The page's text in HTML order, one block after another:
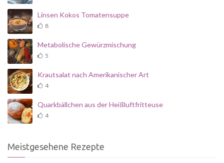
Linsen Kokos Tomatensuppe
8
Metabolische Gewürzmischung
5
Krautsalat nach Amerikanischer Art
4
Quarkbällchen aus der Heißluftfritteuse
4
Meistgesehene Rezepte